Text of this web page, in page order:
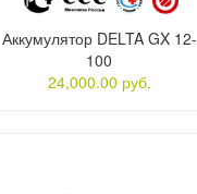
Аккумулятор DELTA GX 12-
100
24,000.00 руб.